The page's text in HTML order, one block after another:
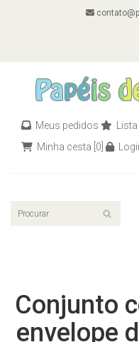
Meus pedidos
Minha cesta [0]
Conjunto
envelope